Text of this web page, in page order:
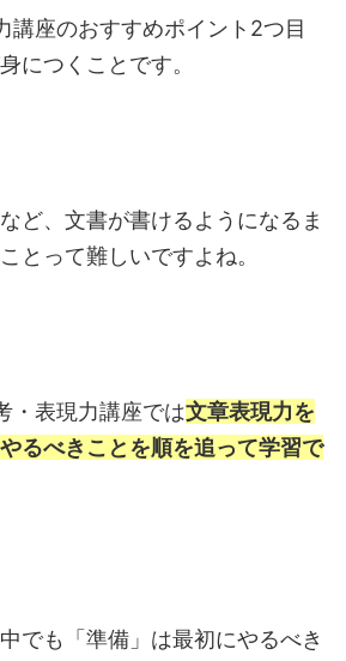
講座のおすすめポイント2つ目
につくことです。
ど、文書が書けるようになるま
とって難しいですよね。
・表現力講座では文章表現力を
るべきことを順を追って学習で
でも「準備」は最初にやるべき